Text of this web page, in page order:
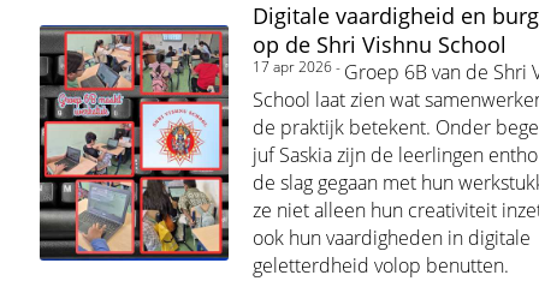
Digitale vaardigheid en
op de Shri Vishnu School
17 apr 2026 - Groep 6B van de Shri
School laat zien wat
de praktijk betekent. Onder
juf Saskia zijn de leerlingen
de slag gegaan met hun
ze niet alleen hun creativiteit
ook hun vaardigheden in digitale
geletterdheid volop benutten.